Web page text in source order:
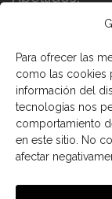
Para ofrecer las
como las cookies
información del
tecnologías nos
comportamiento
en este sitio. No
afectar
He leído y